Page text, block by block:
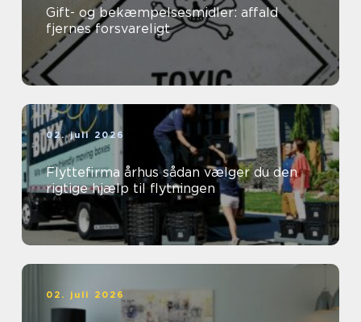
Gift- og bekæmpelsesmidler: affald
fjernes forsvareligt
02. juli 2026
Flyttefirma århus sådan vælger du den
rigtige hjælp til flytningen
02. juli 2026